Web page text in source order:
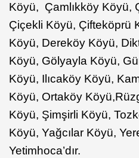
Köyü, Çamlıkköy Köyü,
Çiçekli Köyü, Çifteköprü
Köyü, Dereköy Köyü,
Köyü, Gölyayla Köyü,
Köyü, Ilıcaköy Köyü,
Köyü, Ortaköy
Köyü, Şimşirli Köyü,
Köyü, Yağcılar Köyü,
Yetimhoca’dır.